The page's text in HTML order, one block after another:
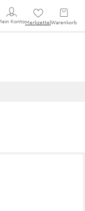
KontoMerkzettel Warenkorb